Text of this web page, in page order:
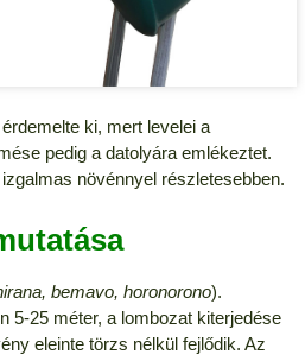
ki, mert levelei a
pedig a datolyára emlékeztet.
növénnyel részletesebben.
bemavo, horonorono).
5-25 méter, a lombozat kiterjedése
eleinte törzs nélkül fejlődik. Az